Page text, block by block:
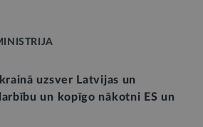
uzsver Latvijas un
un kopīgo nākotni ES un